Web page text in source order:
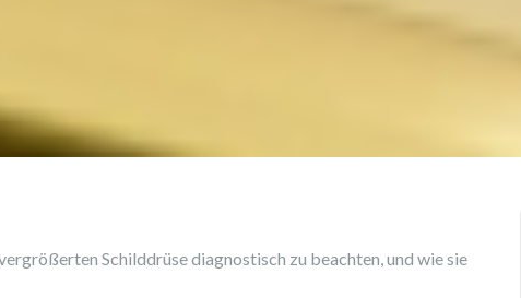
Schilddrüse diagnostisch zu beachten, und wie sie